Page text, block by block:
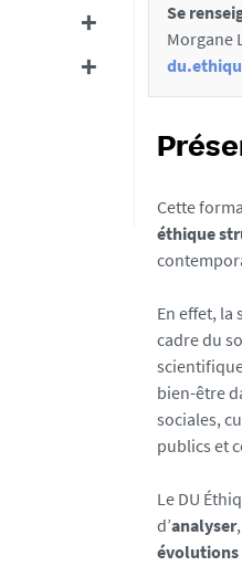
Se
Morgane
Cette
éthique
En effet, la
cadre du
bien-être
sociales,
publics et
Le DU
d’analyser
évolutions